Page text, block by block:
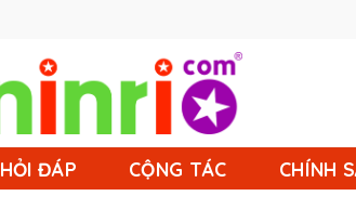
HỎI ĐÁP CỘNG TÁC CHÍNH